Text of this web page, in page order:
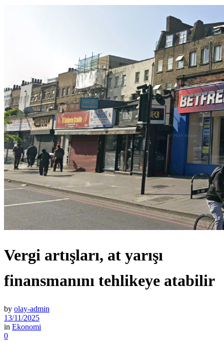
Vergi artışları, at yarışı
finansmanını tehlikeye atabilir
by olay-admin
13/11/2025
in Ekonomi
0